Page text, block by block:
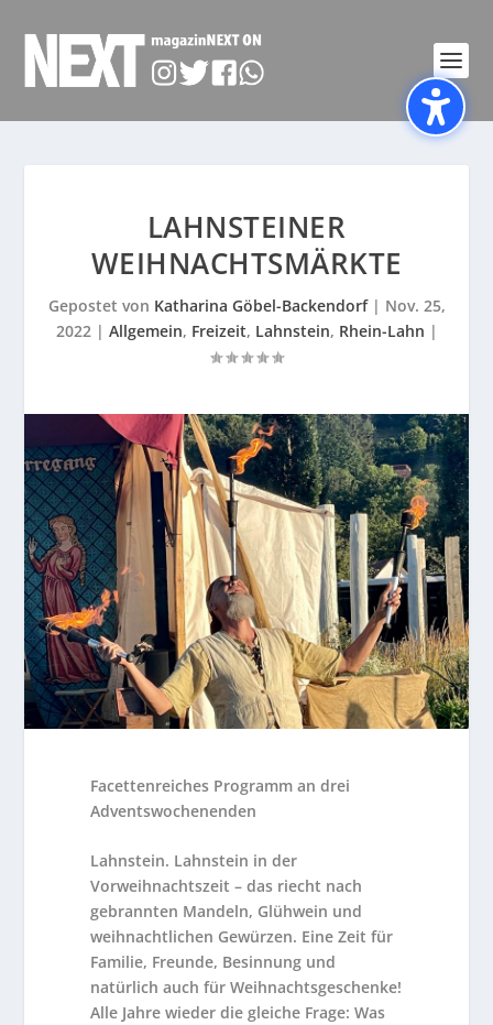
LAHNSTEINER
WEIHNACHTSMÄRKTE
Gepostet von Katharina Göbel-Backendorf| Nov. 25,
2022| Allgemein, Freizeit, Lahnstein, Rhein-Lahn |
Facettenreiches Programm an drei
Adventswochenenden
Lahnstein. Lahnstein in der
Vorweihnachtszeit – das riecht nach
gebrannten Mandeln, Glühwein und
weihnachtlichen Gewürzen. Eine Zeit für
Familie, Freunde, Besinnung und
natürlich auch für Weihnachtsgeschenke!
Alle Jahre wieder die gleiche Frage: Was